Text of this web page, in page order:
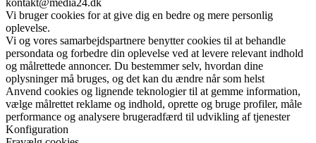
kontakt@media24.dk
Vi bruger cookies for at give dig en bedre og mere personlig
oplevelse.
Vi og vores samarbejdspartnere benytter cookies til at behandle
persondata og forbedre din oplevelse ved at levere relevant indhold
og målrettede annoncer. Du bestemmer selv, hvordan dine
oplysninger må bruges, og det kan du ændre når som helst
Anvend cookies og lignende teknologier til at gemme information,
vælge målrettet reklame og indhold, oprette og bruge profiler, måle
performance og analysere brugeradfærd til udvikling af tjenester
Konfiguration